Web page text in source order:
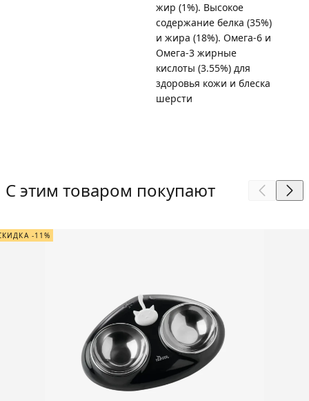
жир (1%). Высокое
содержание белка (35%)
и жира (18%). Омега-6 и
Омега-3 жирные
кислоты (3.55%) для
здоровья кожи и блеска
шерсти
С этим товаром покупают
-11%